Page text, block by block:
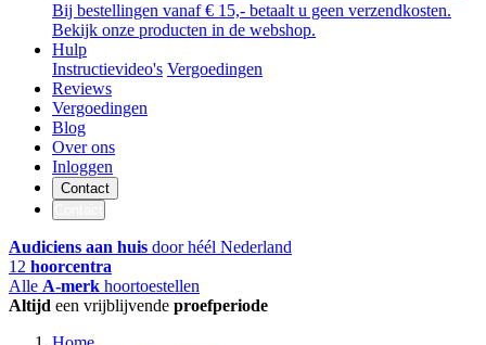
Bij bestellingen vanaf € 15,- betaalt u geen verzendkosten.
Bekijk onze producten in de webshop.
Hulp
Instructievideo's Vergoedingen
Reviews
Vergoedingen
Blog
Over ons
Inloggen
Contact
Audiciens aan huis door héél Nederland
12 hoorcentra
Alle A-merk hoortoestellen
Altijd een vrijblijvende proefperiode